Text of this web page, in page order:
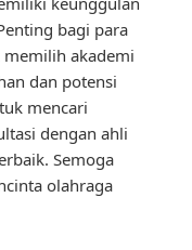
bagi para
akademi
dan potensi
mencari
dengan ahli
Semoga
olahraga